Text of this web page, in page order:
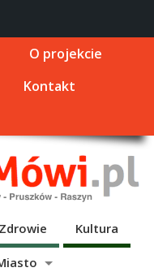
O projekcie
Kontakt
Zdrowie Kultura